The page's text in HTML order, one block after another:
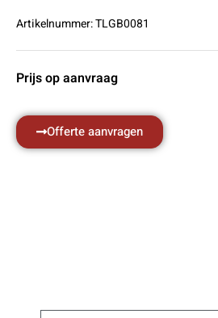
Artikelnummer:TLGB0081
Prijs op aanvraag
Offerte aanvragen